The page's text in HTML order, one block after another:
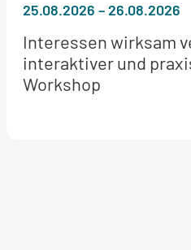
Weitere
Informationen
zum
Interessen wirksam
interaktiver und
Workshop
25.08.2026 –26.08.2026